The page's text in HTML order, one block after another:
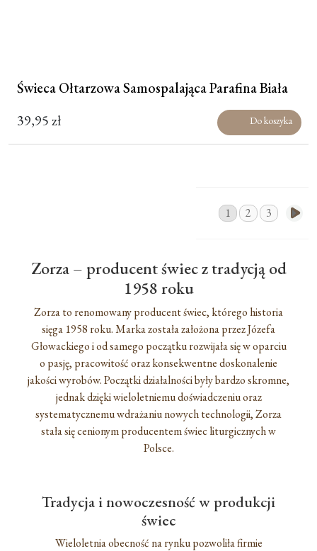
Świeca Ołtarzowa Samospalająca Parafina Biała
39,95zł Do koszyka
Zorza – producent świec z tradycją od
1958 roku
Zorza to renomowany producent świec, którego historia
sięga 1958 roku. Marka została założona przez Józefa
Głowackiego i od samego początku rozwijała się w oparciu
o pasję, pracowitość oraz konsekwentne doskonalenie
jakości wyrobów. Początki działalności były bardzo skromne,
jednak dzięki wieloletniemu doświadczeniu oraz
systematycznemu wdrażaniu nowych technologii, Zorza
stała się cenionym producentem świec liturgicznych w
Polsce.
Tradycja i nowoczesność w produkcji
świec
Wieloletnia obecność na rynku pozwoliła firmie
1 2 3